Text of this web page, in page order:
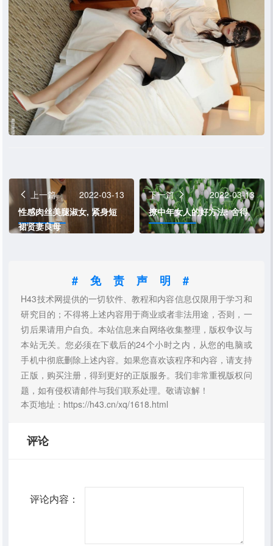
上一篇
2022-03-13
性感肉丝美腿淑女, 紧身短
裙贤妻良母
下一篇
2022-03-13
撩中年女人的好方法: 舍得
#免责声明#
H43技术网提供的一切软件、教程和内容信息仅限用于学习和
研究目的；不得将上述内容用于商业或者非法用途，否则，一
切后果请用户自负。本站信息来自网络收集整理，版权争议与
本站无关。您必须在下载后的24个小时之内，从您的电脑或
手机中彻底删除上述内容。如果您喜欢该程序和内容，请支持
正版，购买注册，得到更好的正版服务。我们非常重视版权问
题，如有侵权请邮件与我们联系处理。敬请谅解！
本页地址：https://h43.cn/xq/1618.html
评论
评论内容：